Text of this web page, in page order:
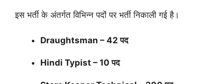
इस भर्ती के अंतर्गत विभिन्न पदों पर भर्ती निकाली गई है।
Draughtsman – 42 पद
Hindi Typist – 10 पद